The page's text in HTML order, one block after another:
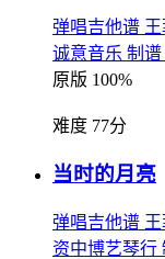
弹唱吉他谱
诚意音乐 制
原版 100%
难度 77分
当时的月亮
弹唱吉他谱
资中博艺琴